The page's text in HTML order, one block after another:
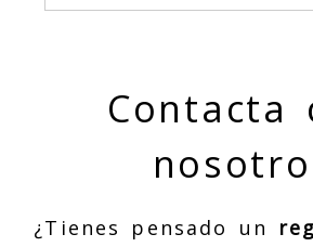
Contacta
¿Tienes pensado un